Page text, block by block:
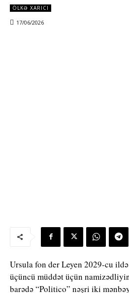
ÖLKƏ XARICI
17/06/2026
Ursula fon der Leyen 2029-cu
üçüncü müddət üçün
barədə “Politico” nəşri iki